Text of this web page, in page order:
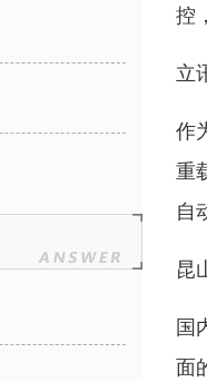
控
立
作
重
自
昆
国
面